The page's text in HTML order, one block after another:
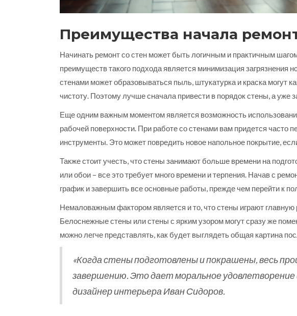
Преимущества начала
Начинать ремонт со стен может быть логичным и практичным
преимуществ такого подхода является минимизация загрязнения
стенами может образовываться пыль, штукатурка и краска могут
чистоту. Поэтому лучше сначала привести в порядок стены, а уже
Еще одним важным моментом является возможность
рабочей поверхности. При работе со стенами вам придется часто
инструменты. Это может повредить новое напольное покрытие,
Также стоит учесть, что стены занимают больше времени на
или обои – все это требует много времени и терпения. Начав с
график и завершить все основные работы, прежде чем перейти к
Немаловажным фактором является и то, что стены играют
Белоснежные стены или стены с ярким узором могут сразу же
можно легче представлять, как будет выглядеть общая картина
«Когда стены подготовлены и покрашены, весь
завершению. Это дает моральное
дизайнер интерьера Иван Сидоров.